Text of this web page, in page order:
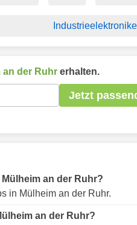
an der Ruhr erhalten.
Jetzt
an der Ruhr?
in Mülheim an der Ruhr.
an der Ruhr?